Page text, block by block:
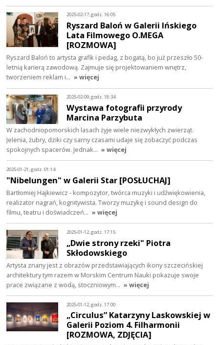
2025-02-17, godz. 16:05
Ryszard Baloń w Galerii Ińskiego
Lata Filmowego O.MEGA
[ROZMOWA]
Ryszard Baloń to artysta grafik i pedag, z bogatą, bo już przeszło 50-
letnią karierą zawodową. Zajmuje się projektowaniem wnętrz,
tworzeniem reklam i… » więcej
2025-02-09, godz. 18:34
Wystawa fotografii przyrody
Marcina Parzybuta
W zachodniopomorskich lasach żyje wiele niezwykłych zwierząt.
Jelenia, żubry, dziki czy sarny czasami udaje się zobaczyć podczas
spokojnych spacerów. Jednak… » więcej
2025-01-21, godz. 01:14
"Nibelungen" w Galerii Star [POSŁUCHAJ]
Bartłomiej Hajkiewicz - kompozytor, twórca muzyki i udźwiękowienia,
realizator nagrań, kognitywista. Tworzy muzykę i sound design do
filmu, teatru i doświadczeń… » więcej
2025-01-12, godz. 17:15
„Dwie strony rzeki" Piotra
Skłodowskiego
Artysta znany jest z obrazów przedstawiających ikony szczecińskiej
architektury tym razem w Morskim Centrum Nauki pokazuje swoje
prace związane z wodą, stoczniowym… » więcej
2025-01-12, godz. 17:00
„Circulus” Katarzyny Laskowskiej w
Galerii Poziom 4. Filharmonii
[ROZMOWA, ZDJĘCIA]